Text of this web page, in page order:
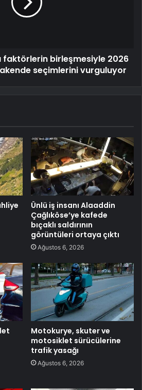
faktörlerin birleşmesiyle 2026
seçimlerini vurguluyor
Ünlü iş insanı Alaaddin
Çağlıköse’ye kafede
bıçaklı saldırının
görüntüleri ortaya çıktı
Ağustos 6, 2026
Motokurye, skuter ve
motosiklet sürücülerine
trafik yasağı
Ağustos 6, 2026